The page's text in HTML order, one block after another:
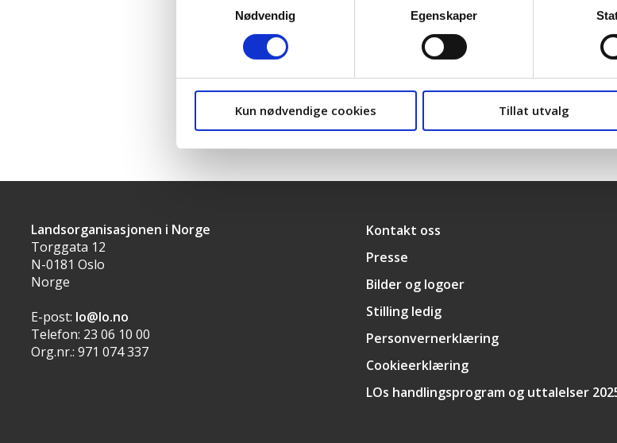
Nødvendig
Egenskaper
Kun nødvendige cookies Tillat utvalg
Landsorganisasjonen i Norge
Torggata 12
N-0181 Oslo
Norge
E-post: lo@lo.no
Telefon: 23 06 10 00
Org.nr.: 971 074 337
Snarveier
Kontakt oss
Presse
Bilder og logoer
Stilling ledig
Personvernerklæring
Cookieerklæring
LOs handlingsprogram og uttalelser